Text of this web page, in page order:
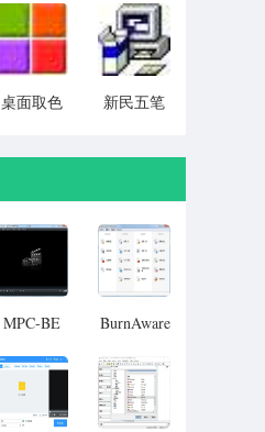
(Trapcode
Particular)
桌面取色
新民五笔
MPC-BE BurnAware